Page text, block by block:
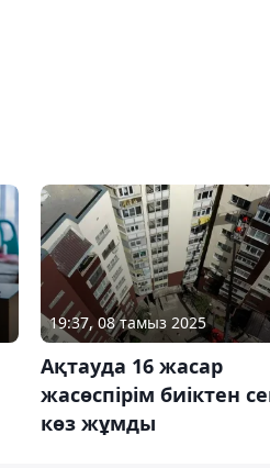
19:37, 08 тамыз 2025
Ақтауда 16 жасар
жасөспірім биіктен
көз жұмды